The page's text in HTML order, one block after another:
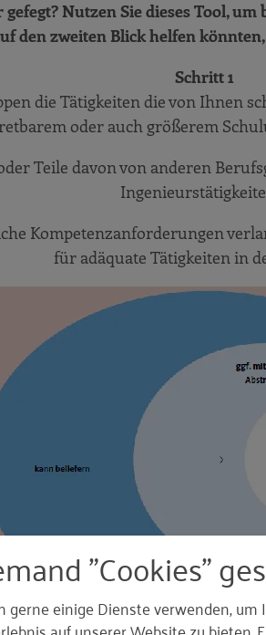
und mibeg-Institut Medizin
als Beitrag zur
Prozessen Engpässe
im Mittelstand
in Ihrem Unternehmen
Künstlicher Intelligenz
GmbH
der Arbeitsproduktivität in
Ihrer Mitarbeitenden!
Nutzen Sie dieses Tool,
den zweiten Blick helfen
Schritt 1
die Tätigkeiten die von Ihnen
oder auch größerem
Teile davon von anderen
Kompetenzanforderungen
für adäquate Tätigkeiten in
"Cookies"
gerne einige Dienste verwenden,